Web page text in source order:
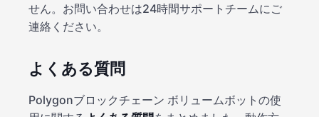
せん。お問い合わせは24時間サポートチームにご
連絡ください。
よくある質問
Polygonブロックチェーン ボリュームボットの使